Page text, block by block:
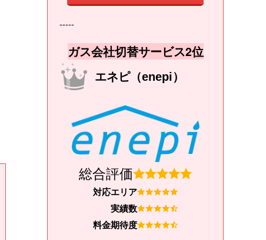
-----
ガス会社切替サービス2位
エネピ（enepi）
総合評価
対応エリア
実績数
料金期待度